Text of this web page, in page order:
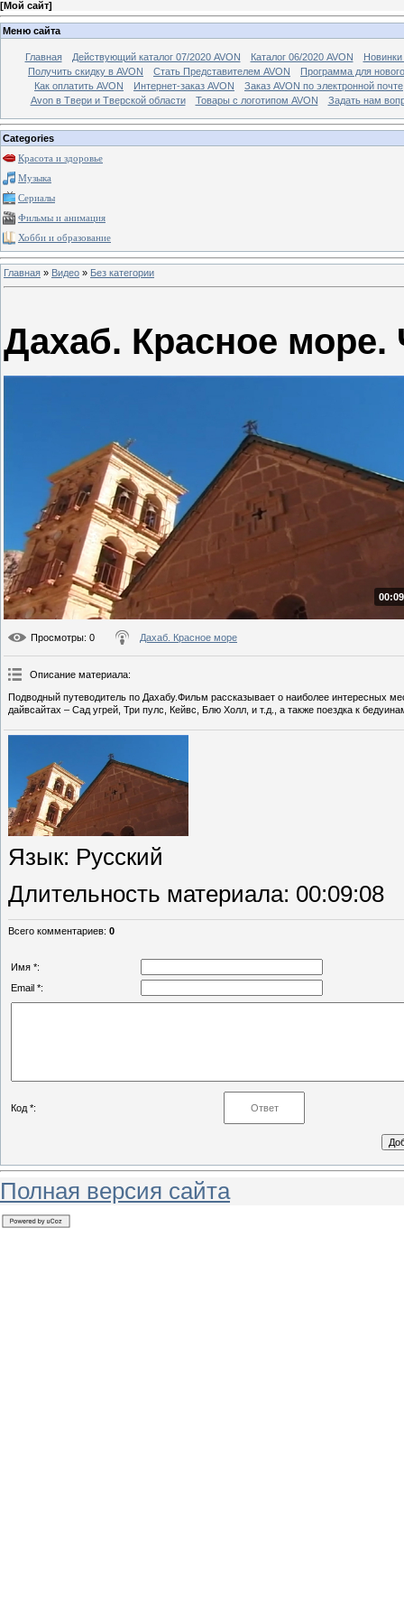
[Мой сайт]
Меню сайта
Главная Действующий каталог 07/2020 AVON Каталог 06/2020 AVON
Новинки
Получить скидку в AVON
Стать Представителем AVON
Программа для
Как оплатить AVON
Интернет-заказ AVON
Заказ AVON по электронной почте
Avon в Твери и Тверской области
Товары с логотипом AVON Задать нам
Categories
Красота и здоровье
Музыка
Сериалы
Фильмы и анимация
Хобби и образование
Главная » Видео » Без категории
Дахаб. Красное море.
Просмотры: 0 Дахаб. Красное море
Описание материала:
Подводный путеводитель по Дахабу.Фильм рассказывает о наиболее интересных
дайвсайтах – Сад угрей, Три пулс, Кейвс, Блю Холл, и т.д., а также поездка к
Язык: Русский
Длительность материала: 00:09:08
Всего комментариев: 0
Имя *:
Email *:
Код *:
Полная версия сайта